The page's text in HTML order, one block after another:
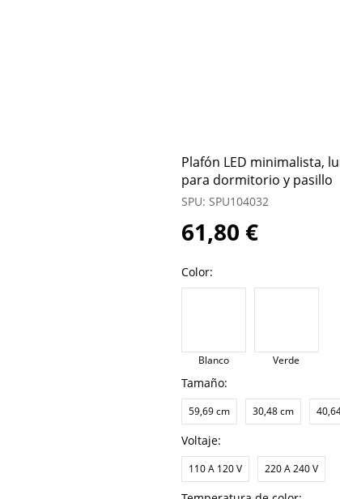
Plafón LED minimalista,
para dormitorio y pasillo
SPU: SPU104032
61,80 €
Color:
Blanco Verde
Tamaño:
59,69 cm 30,48 cm
Voltaje:
110 A 120 V 220 A 240 V